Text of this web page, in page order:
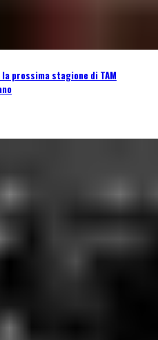
prossima stagione di TAM